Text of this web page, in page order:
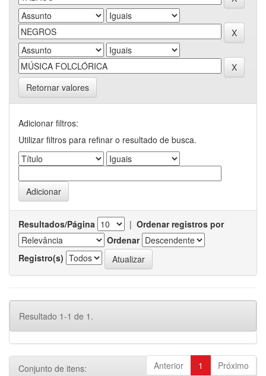
Retornar valores
Adicionar filtros:
Utilizar filtros para refinar o resultado de busca.
Resultados/Página | Ordenar registros por
Ordenar
Registro(s)
Resultado 1-1 de 1.
Anterior 1 Próximo
Conjunto de itens: